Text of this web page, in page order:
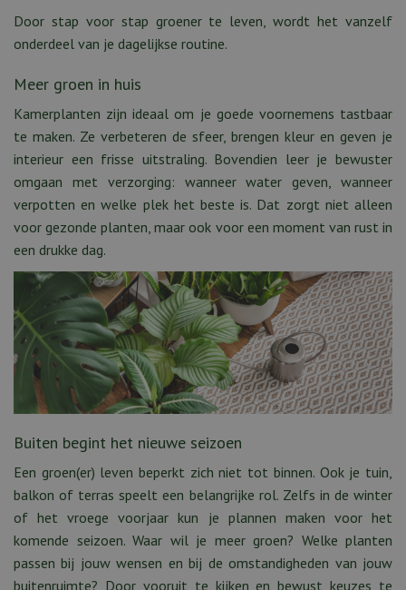
Door stap voor stap groener te leven, wordt het vanzelf
onderdeel van je dagelijkse routine.
Meer groen in huis
Kamerplanten zijn ideaal om je goede voornemens tastbaar
te maken. Ze verbeteren de sfeer, brengen kleur en geven je
interieur een frisse uitstraling. Bovendien leer je bewuster
omgaan met verzorging: wanneer water geven, wanneer
verpotten en welke plek het beste is. Dat zorgt niet alleen
voor gezonde planten, maar ook voor een moment van rust in
een drukke dag.
Buiten begint het nieuwe seizoen
Een groen(er) leven beperkt zich niet tot binnen. Ook je tuin,
balkon of terras speelt een belangrijke rol. Zelfs in de winter
of het vroege voorjaar kun je plannen maken voor het
komende seizoen. Waar wil je meer groen? Welke planten
passen bij jouw wensen en bij de omstandigheden van jouw
buitenruimte? Door vooruit te kijken en bewust keuzes te